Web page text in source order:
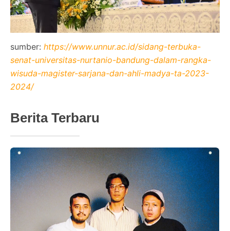
sumber: https://www.unnur.ac.id/sidang-terbuka-
senat-universitas-nurtanio-bandung-dalam-rangka-
wisuda-magister-sarjana-dan-ahli-madya-ta-2023-
2024/
Berita Terbaru